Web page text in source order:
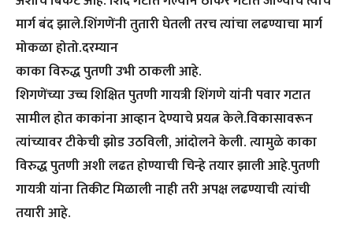
मार्ग बंद झाले.शिंगणेंनी तुतारी घेतली तरच त्यांचा लढण्याचा मार्ग
मोकळा होतो.दरम्यान
काका विरुद्ध पुतणी उभी ठाकली आहे.
शिगणेंच्या उच्च शिक्षित पुतणी गायत्री शिंगणे यांनी पवार गटात
सामील होत काकांना आव्हान देण्याचे प्रयत्न केले.विकासावरून
त्यांच्यावर टीकेची झोड उठविली, आंदोलने केली. त्यामुळे काका
विरुद्ध पुतणी अशी लढत होण्याची चिन्हे तयार झाली आहे.पुतणी
गायत्री यांना तिकीट मिळाली नाही तरी अपक्ष लढण्याची त्यांची
तयारी आहे.